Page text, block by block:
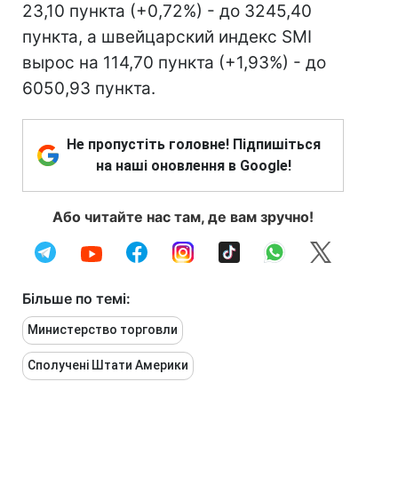
23,10 пункта (+0,72%) - до 3245,40
пункта, а швейцарский индекс SMI
вырос на 114,70 пункта (+1,93%) - до
6050,93 пункта.
Не пропустіть головне! Підпишіться
на наші оновлення в Google!
Або читайте нас там, де вам зручно!
Більше по темі:
Министерство торговли
Сполучені Штати Америки